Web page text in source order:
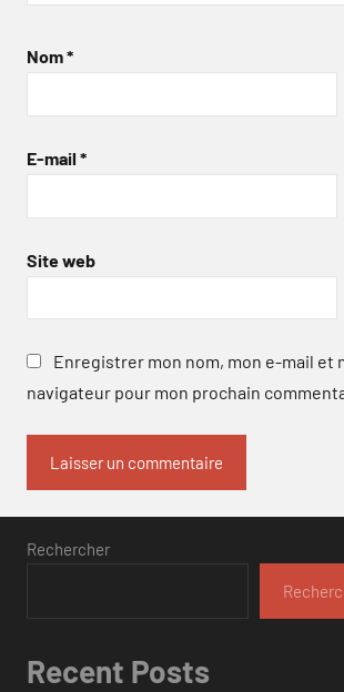
Nom*
E-mail *
Site web
Enregistrer mon nom, mon e-mail et
navigateur pour mon prochain
Rechercher
Recent Posts